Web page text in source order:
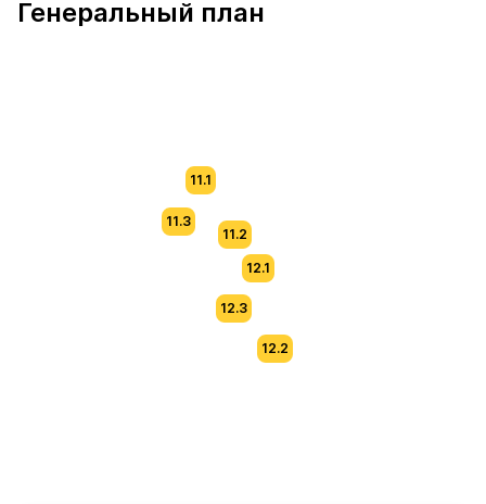
Генеральный план
11.3
11.1
11.2
12.1
12.2
12.3